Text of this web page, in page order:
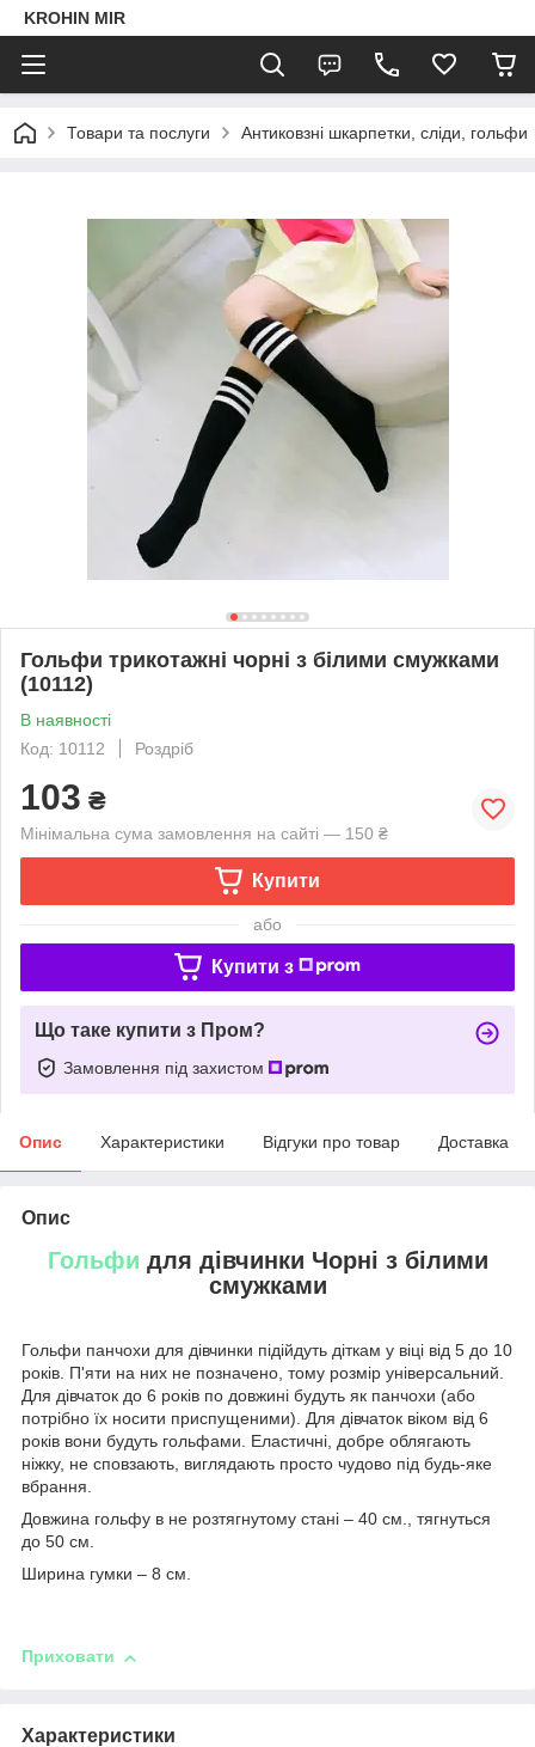
KROHIN MIR
Товари та послуги Антиковзні шкарпетки, сліди, гольфи
Гольфи трикотажні чорні з білими смужками
(10112)
В наявності
Код: 10112
Роздріб
103 ₴
Мінімальна сума замовлення на сайті — 150 ₴
Купити
або
Купити з
Що таке купити з Пром?
Замовлення під захистом
Опис Характеристики Відгуки про товар Доставка
Опис
Гольфи для дівчинки Чорні з білими
смужками
Гольфи панчохи для дівчинки підійдуть діткам у віці від 5 до 10
років. П'яти на них не позначено, тому розмір універсальний.
Для дівчаток до 6 років по довжині будуть як панчохи (або
потрібно їх носити приспущеними). Для дівчаток віком від 6
років вони будуть гольфами. Еластичні, добре облягають
ніжку, не сповзають, виглядають просто чудово під будь-яке
вбрання.
Довжина гольфу в не розтягнутому стані – 40 см., тягнуться
до 50 см.
Ширина гумки – 8 см.
Приховати
Характеристики